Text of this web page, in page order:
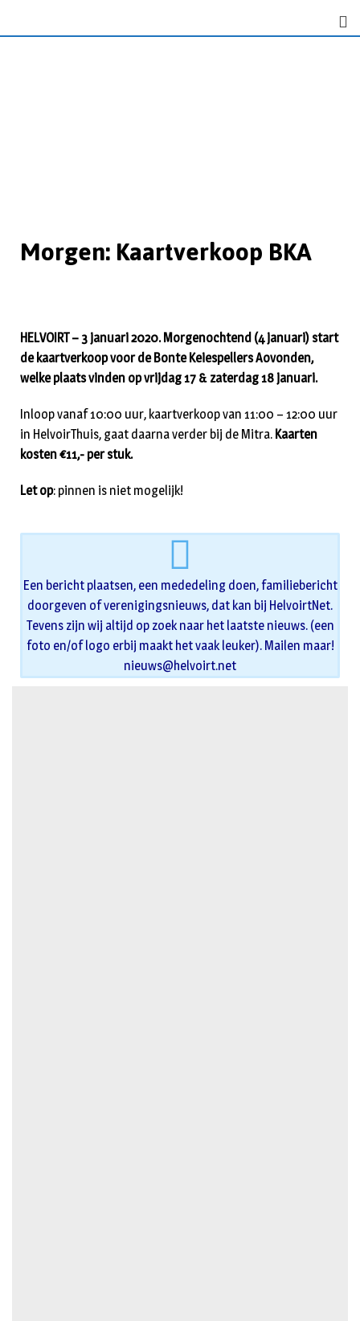
Morgen: Kaartverkoop BKA
HELVOIRT – 3 januari 2020. Morgenochtend (4 januari) start
de kaartverkoop voor de Bonte Keiespellers Aovonden,
welke plaats vinden op vrijdag 17 & zaterdag 18 januari.
Inloop vanaf 10:00 uur, kaartverkoop van 11:00 – 12:00 uur
in HelvoirThuis, gaat daarna verder bij de Mitra. Kaarten
kosten €11,- per stuk.
Let op: pinnen is niet mogelijk!
Een bericht plaatsen, een mededeling doen, familiebericht
doorgeven of verenigingsnieuws, dat kan bij HelvoirtNet.
Tevens zijn wij altijd op zoek naar het laatste nieuws. (een
foto en/of logo erbij maakt het vaak leuker). Mailen maar!
nieuws@helvoirt.net